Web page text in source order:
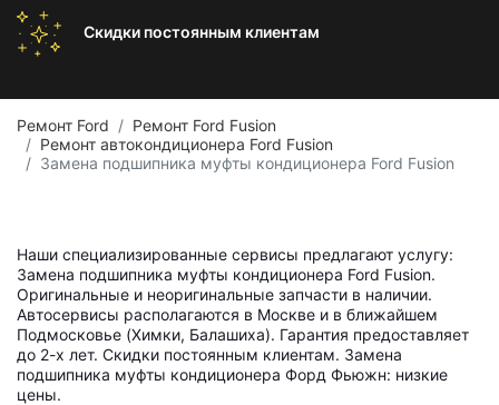
Скидки постоянным клиентам
Ремонт Ford
Ремонт Ford Fusion
Ремонт автокондиционера Ford Fusion
Замена подшипника муфты кондиционера Ford Fusion
Наши специализированные сервисы предлагают услугу:
Замена подшипника муфты кондиционера Ford Fusion.
Оригинальные и неоригинальные запчасти в наличии.
Автосервисы располагаются в Москве и в ближайшем
Подмосковье (Химки, Балашиха). Гарантия предоставляет
до 2-х лет. Скидки постоянным клиентам. Замена
подшипника муфты кондиционера Форд Фьюжн: низкие
цены.